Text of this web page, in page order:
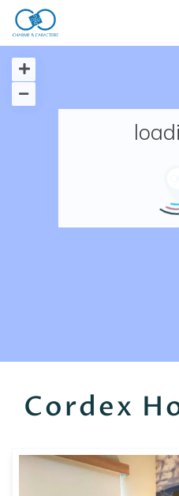
Accueil
Nos adresses en
Cordex